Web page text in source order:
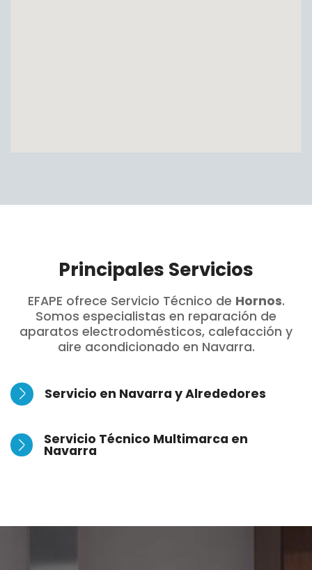
Principales Servicios
EFAPE ofrece Servicio Técnico de Hornos.
Somos especialistas en reparación de
aparatos electrodomésticos, calefacción y
aire acondicionado en Navarra.
Servicio en Navarra y Alrededores
Servicio Técnico Multimarca en
Navarra